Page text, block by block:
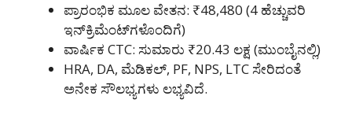
ಪ್ರಾರಂಭಿಕ ಮೂಲ ವೇತನ: ₹48,480 (4 ಹೆಚ್ಚುವರಿ
ಇನ್‌ಕ್ರಿಮೆಂಟ್‌ಗಳೊಂದಿಗೆ)
ವಾರ್ಷಿಕ CTC: ಸುಮಾರು ₹20.43 ಲಕ್ಷ (ಮುಂಬೈನಲ್ಲಿ)
HRA, DA, ಮೆಡಿಕಲ್, PF, NPS, LTC ಸೇರಿದಂತೆ
ಅನೇಕ ಸೌಲಭ್ಯಗಳು ಲಭ್ಯವಿದೆ.